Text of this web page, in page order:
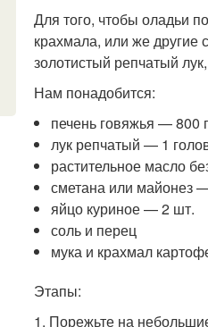
Для того, чтобы оладьи
крахмала, или же другие
золотистый репчатый
Нам понадобится:
печень говяжья — 800 г
лук репчатый — 1
растительное масло
сметана или майонез
яйцо куриное — 2 шт.
соль и перец
мука и крахмал
Этапы:
1. Порежьте на